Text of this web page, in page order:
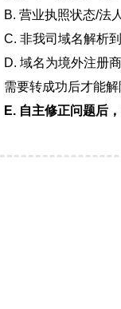
B. 营业执照状态/法
C. 非我司域名解析
D. 域名为境外注册
需要转成功后才能解
E. 自主修正问题后